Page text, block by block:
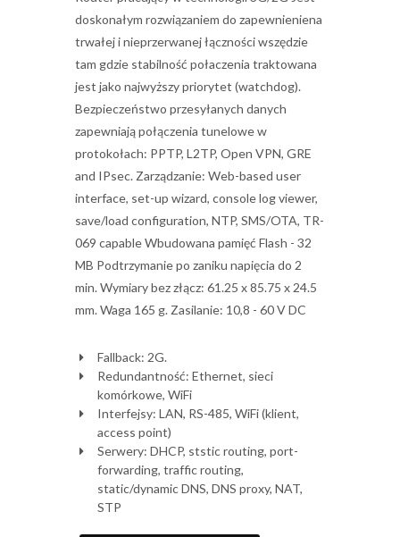
doskonałym rozwiązaniem do zapewnieniena
trwałej i nieprzerwanej łączności wszędzie
tam gdzie stabilność połaczenia traktowana
jest jako najwyższy priorytet (watchdog).
Bezpieczeństwo przesyłanych danych
zapewniają połączenia tunelowe w
protokołach: PPTP, L2TP, Open VPN, GRE
and IPsec. Zarządzanie: Web-based user
interface, set-up wizard, console log viewer,
save/load configuration, NTP, SMS/OTA, TR-
069 capable Wbudowana pamięć Flash - 32
MB Podtrzymanie po zaniku napięcia do 2
min. Wymiary bez złącz: 61.25 x 85.75 x 24.5
mm. Waga 165 g. Zasilanie: 10,8 - 60 V DC
Fallback: 2G.
Redundantność: Ethernet, sieci
komórkowe, WiFi
Interfejsy: LAN, RS-485, WiFi (klient,
access point)
Serwery: DHCP, ststic routing, port-
forwarding, traffic routing,
static/dynamic DNS, DNS proxy, NAT,
STP